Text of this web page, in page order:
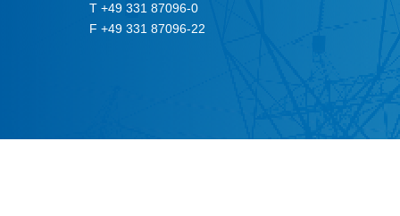
T +49 331 87096-0
F +49 331 87096-22